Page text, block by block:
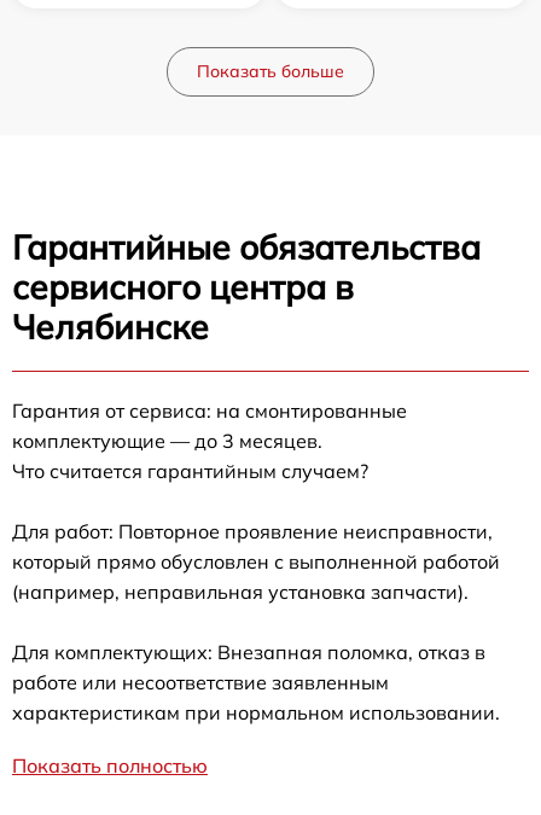
Показать больше
Гарантийные обязательства
сервисного центра в
Челябинске
Гарантия от сервиса: на смонтированные
комплектующие — до 3 месяцев.
Что считается гарантийным случаем?
Для работ: Повторное проявление неисправности,
который прямо обусловлен с выполненной работой
(например, неправильная установка запчасти).
Для комплектующих: Внезапная поломка, отказ в
работе или несоответствие заявленным
характеристикам при нормальном использовании.
Показать полностью